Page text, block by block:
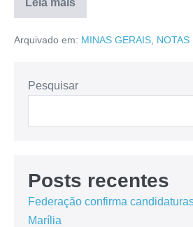
Arquivado em: MINAS GERAIS NOTAS
Pesquisar
Posts recentes
Federação confirma
Marília